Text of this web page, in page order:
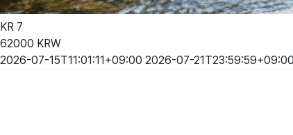
KR 7
62000 KRW
2026-07-15T11:01:11+09:00 2026-07-21T23:59:59+09:00